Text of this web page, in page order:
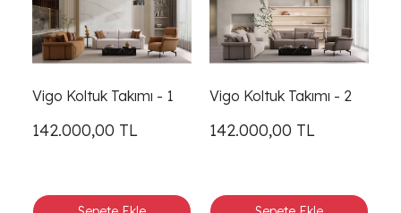
Vigo Koltuk Takımı - 1
142.000,00 TL
Vigo Koltuk Takımı - 2
142.000,00 TL